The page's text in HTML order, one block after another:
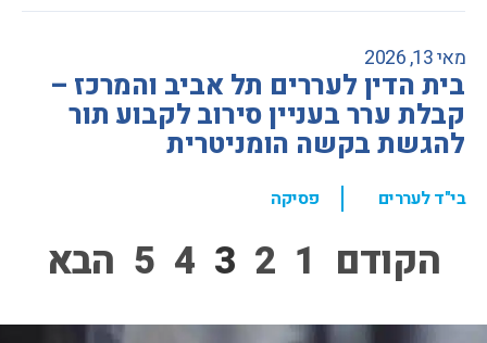
מאי 13, 2026
בית הדין לעררים תל אביב והמרכז –
קבלת ערר בעניין סירוב לקבוע תור
להגשת בקשה הומניטרית
בי"ד לעררים , פסיקה
הקודם 1
2
3
4
5 הבא